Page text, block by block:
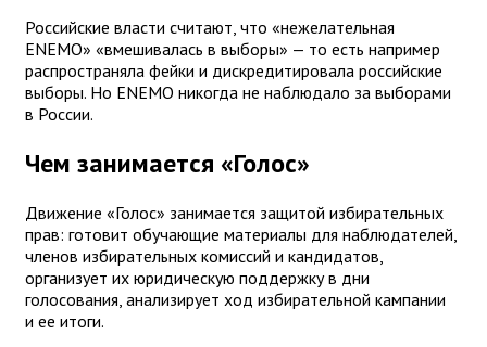
Российские власти считают, что «нежелательная
ENEMO» «вмешивалась в выборы» — то есть например
распространяла фейки и дискредитировала российские
выборы. Но ENEMO никогда не наблюдало за выборами
в России.
Чем занимается «Голос»
Движение «Голос» занимается защитой избирательных
прав: готовит обучающие материалы для наблюдателей,
членов избирательных комиссий и кандидатов,
организует их юридическую поддержку в дни
голосования, анализирует ход избирательной кампании
и ее итоги.